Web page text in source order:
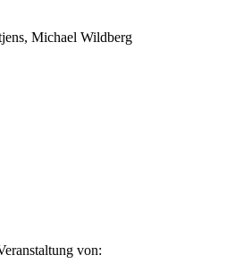
Michael Wildberg
von: